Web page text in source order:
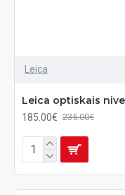
Leica
Leica optiskais
185.00€ 235.00€